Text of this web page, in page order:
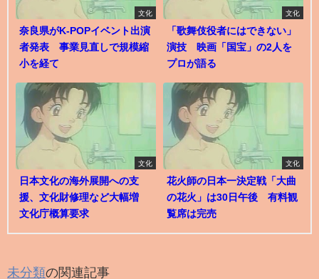
文化
奈良県がK-POPイベント出演
者発表 事業見直しで規模縮
小を経て
文化
「歌舞伎役者にはできない」
演技 映画「国宝」の2人を
プロが語る
文化
日本文化の海外展開への支
援、文化財修理など大幅増
文化庁概算要求
文化
花火師の日本一決定戦「大曲
の花火」は30日午後 有料観
覧席は完売
未分類の関連記事